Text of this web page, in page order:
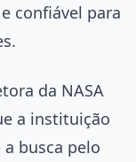
confiável para
da NASA
a instituição
busca pelo